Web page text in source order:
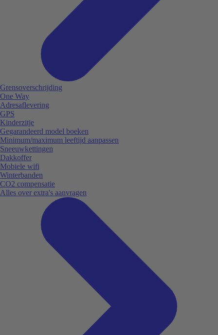
Grensoverschrijding
One Way
Adresaflevering
GPS
Kinderzitje
Gegarandeerd model boeken
Minimum/maximum leeftijd aanpassen
Sneeuwkettingen
Dakkoffer
Mobiele wifi
Winterbanden
CO2 compensatie
Alles over extra's aanvragen